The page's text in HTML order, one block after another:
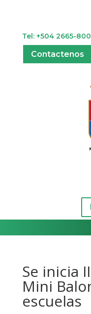
Tel: +504 2665-
Contactenos
Se inicia
Mini
escuelas